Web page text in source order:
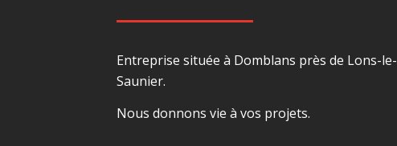
Entreprise située à Domblans près de Lons-le-
Saunier.
Nous donnons vie à vos projets.